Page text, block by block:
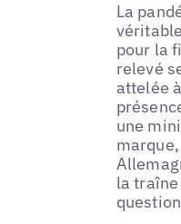
La
pour la
relevé
attelée
une
la